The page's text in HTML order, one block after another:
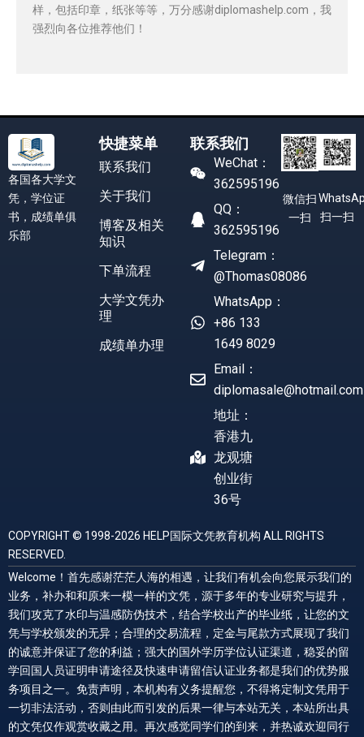
样，包括印章，纸张等等，万分感谢diplomashelp.com，我
强烈向各位推荐他们！
各国各大学文
凭，学位证
书，成绩单俱
乐部
快捷菜单
联系我们
关于我们
博客及相关
知识
下单流程
大学文凭办
理
成绩单办理
联系我们
WeChat：
362595196
QQ：
362595196
Telegram：
@Thomas08086
WhatsApp：
+86 133
1649 8029
Email：
diplomasale@hotmail.com
地址：
香港九
龙观塘
创业街
36号
微信扫
一扫
扫一扫
COPYRIGHT © 1998-2026 HELP国际文凭教育机构 ALL RIGHTS
RESERVED.
Welcome！首先感谢茫茫人海的相遇，让我们有机会向您展示我们的
业务，补办和和原来一模一样的文凭，源于多年的专业研究与提升，
我们攻克了水印与温感防伪技术，结合学校出产的毕业纸，让您的文
凭与学校颁发的无异；合理的交易流程，定金与尾款方式展现了我们
的诚意并保证了您的利益；强大的国外学历学位认证渠道，稳妥的留
学回国人员证明申请途径及快速申请留信认证业务都是我们的优势服
务项目之一。免责声明，本机构有义务提醒您，不得将定制文凭用于
一切非法活动，否则由此而引发的后果一律与本站无关，本站所出具
的文凭仅作观赏收藏之用。再次感觉同学们的到来，并热诚欢迎同行